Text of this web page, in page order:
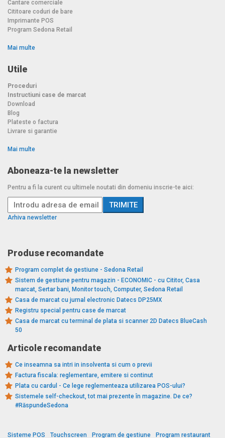
Cantare comerciale
Cititoare coduri de bare
Imprimante POS
Program Sedona Retail
Mai multe
Utile
Proceduri
Instructiuni case de marcat
Download
Blog
Plateste o factura
Livrare si garantie
Mai multe
Aboneaza-te la newsletter
Pentru a fi la curent cu ultimele noutati din domeniu inscrie-te aici:
Arhiva newsletter
Produse recomandate
Program complet de gestiune - Sedona Retail
Sistem de gestiune pentru magazin - ECONOMIC - cu Cititor, Casa
marcat, Sertar bani, Monitor touch, Computer, Sedona Retail
Casa de marcat cu jurnal electronic Datecs DP25MX
Registru special pentru case de marcat
Casa de marcat cu terminal de plata si scanner 2D Datecs BlueCash
50
Articole recomandate
Ce inseamna sa intri in insolventa si cum o previi
Factura fiscala: reglementare, emitere si continut
Plata cu cardul - Ce lege reglementeaza utilizarea POS-ului?
Sistemele self-checkout, tot mai prezente în magazine. De ce?
#RăspundeSedona
Sisteme POS Touchscreen Program de gestiune Program restaurant